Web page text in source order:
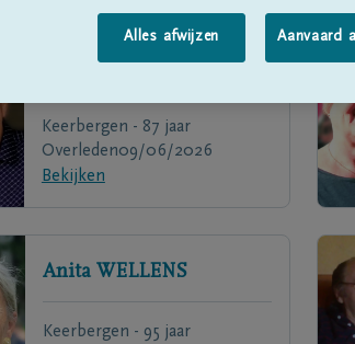
AERTS
Keerbergen - 87 jaar
Overleden09/06/2026
Bekijken
Anita WELLENS
Keerbergen - 95 jaar
Alles afwijzen Aanvaard